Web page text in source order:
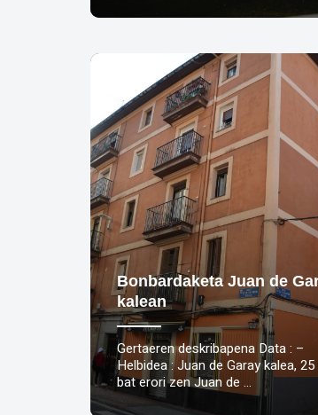
Bonbardaketa Juan de
kalean
Gertaeren deskribapena Data : –
Helbidea : Juan de Garay kalea,
bat erori zen Juan de …